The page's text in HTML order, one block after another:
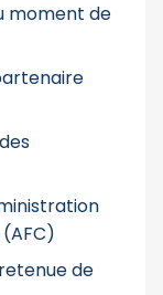
moment de
de